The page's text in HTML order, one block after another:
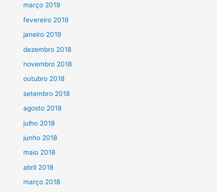
março 2019
fevereiro 2019
janeiro 2019
dezembro 2018
novembro 2018
outubro 2018
setembro 2018
agosto 2018
julho 2018
junho 2018
maio 2018
abril 2018
março 2018